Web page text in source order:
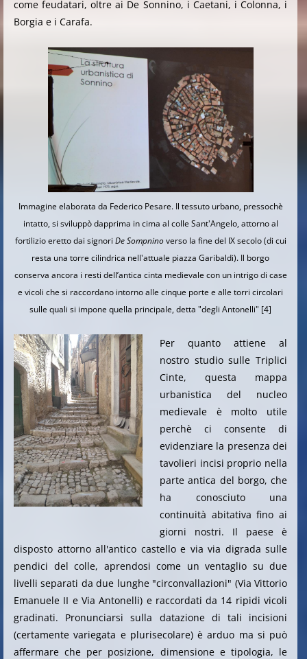
come feudatari, oltre ai De Sonnino, i Caetani, i Colonna, i
Borgia e i Carafa.
Immagine elaborata da Federico Pesare. Il tessuto urbano, pressochè
intatto, si sviluppò dapprima in cima al colle Sant'Angelo, attorno al
fortilizio eretto dai signori De Sompninoverso la fine del IX secolo (di cui
resta una torre cilindrica nell'attuale piazza Garibaldi). Il borgo
conserva ancora i resti dell’antica cinta medievale con un intrigo di case
e vicoli che si raccordano intorno alle cinque porte e alle torri circolari
sulle quali si impone quella principale, detta "degli Antonelli" [4]
Per quanto attiene al
nostro studio sulle Triplici
Cinte, questa mappa
urbanistica del nucleo
medievale è molto utile
perchè ci consente di
evidenziare la presenza dei
tavolieri incisi proprio nella
parte antica del borgo, che
ha conosciuto una
continuità abitativa fino ai
giorni nostri. Il paese è
disposto attorno all'antico castello e via via digrada sulle
pendici del colle, aprendosi come un ventaglio su due
livelli separati da due lunghe "circonvallazioni" (Via Vittorio
Emanuele II e Via Antonelli) e raccordati da 14 ripidi vicoli
gradinati. Pronunciarsi sulla datazione di tali incisioni
(certamente variegata e plurisecolare) è arduo ma si può
affermare che per posizione, dimensione e tipologia, le